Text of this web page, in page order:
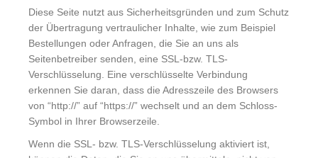
Diese Seite nutzt aus Sicherheitsgründen und zum Schutz
der Übertragung vertraulicher Inhalte, wie zum Beispiel
Bestellungen oder Anfragen, die Sie an uns als
Seitenbetreiber senden, eine SSL-bzw. TLS-
Verschlüsselung. Eine verschlüsselte Verbindung
erkennen Sie daran, dass die Adresszeile des Browsers
von “http://” auf “https://” wechselt und an dem Schloss-
Symbol in Ihrer Browserzeile.
Wenn die SSL- bzw. TLS-Verschlüsselung aktiviert ist,